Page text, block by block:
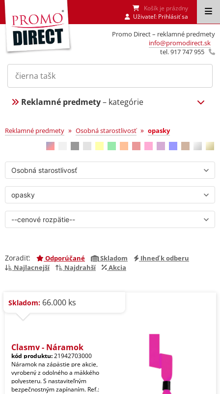
Promo Direct – reklamné predmety
info@promodirect.sk
tel. 917 747 955
Košík je prázdny
Uživateľ: Prihlásiť sa
Reklamné predmety– kategórie
opasky
Reklamné predmety » Osobná starostlivosť» opasky
Zoradiť: Odporúčané Skladom
Ihneď k odberu
Najlacnejší
Najdrahší Akcia
Skladom: 66.000 ks
Clasmy - Náramok
kód produktu:21942703000
Náramok na zápästie pre akcie,
vyrobený z odolného a mäkkého
polyesteru. S nastaviteľným
bezpečnostným zapínaním. Ref.: